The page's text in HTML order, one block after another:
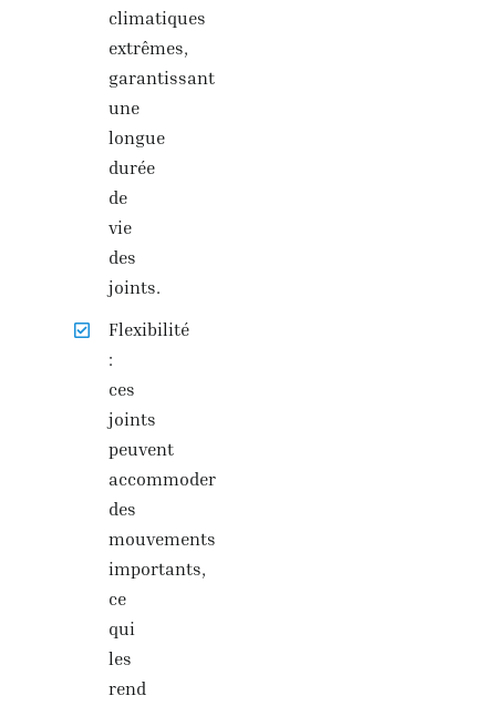
climatiques
extrêmes,
garantissant
une
longue
durée
de
vie
des
joints.
Flexibilité
:
ces
joints
peuvent
accommoder
des
mouvements
importants,
ce
qui
les
rend